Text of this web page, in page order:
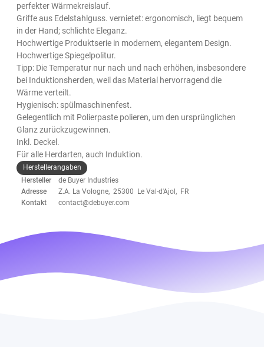
perfekter Wärmekreislauf.
Griffe aus Edelstahlguss. vernietet: ergonomisch, liegt bequem
in der Hand; schlichte Eleganz.
Hochwertige Produktserie in modernem, elegantem Design.
Hochwertige Spiegelpolitur.
Tipp: Die Temperatur nur nach und nach erhöhen, insbesondere
bei Induktionsherden, weil das Material hervorragend die
Wärme verteilt.
Hygienisch: spülmaschinenfest.
Gelegentlich mit Polierpaste polieren, um den ursprünglichen
Glanz zurückzugewinnen.
Inkl. Deckel.
Für alle Herdarten, auch Induktion.
Herstellerangaben
Hersteller
de Buyer Industries
Adresse
Z.A. La Vologne, 25300 Le Val-d'Ajol, FR
Kontakt
contact@debuyer.com